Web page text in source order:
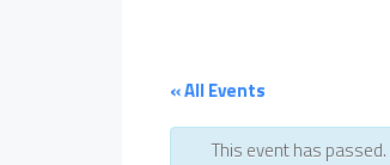
« All Events
This event has passed.